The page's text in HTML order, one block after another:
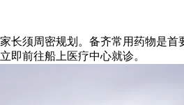
长须周密规划。备齐常用药物是
即前往船上医疗中心就诊。